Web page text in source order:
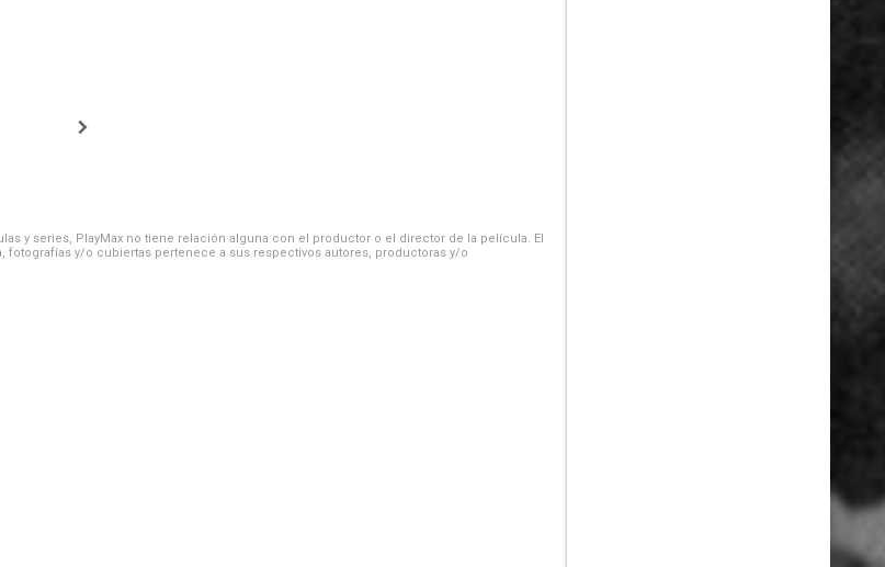
y series, PlayMax no tiene relación alguna con el productor o el director de la película. El
fotografías y/o cubiertas pertenece a sus respectivos autores, productoras y/o